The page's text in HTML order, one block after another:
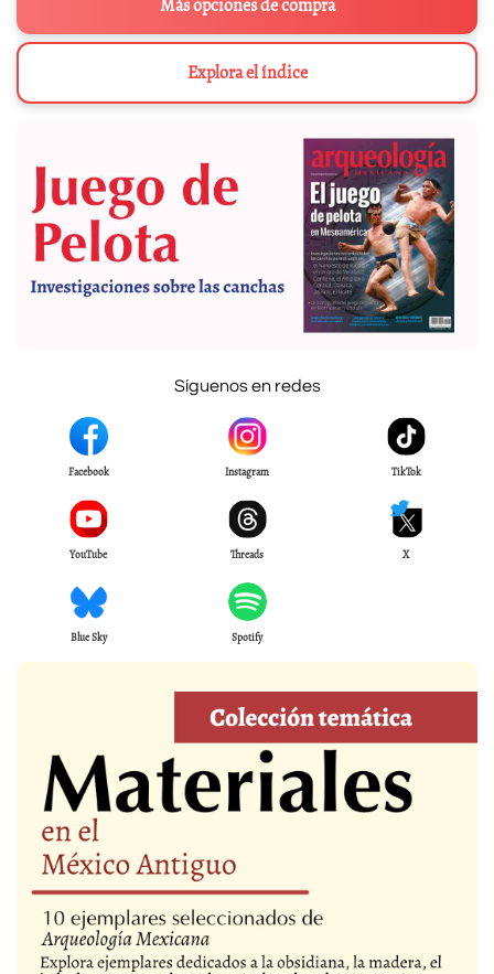
Más opciones de compra
Explora el índice
Síguenos en redes
Facebook Instagram TikTok
YouTube Threads X
Blue Sky Spotify